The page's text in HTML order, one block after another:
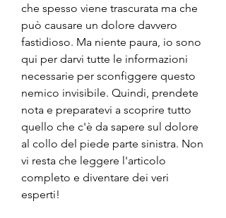
che spesso viene trascurata ma che
può causare un dolore davvero
fastidioso. Ma niente paura, io sono
qui per darvi tutte le informazioni
necessarie per sconfiggere questo
nemico invisibile. Quindi, prendete
nota e preparatevi a scoprire tutto
quello che c'è da sapere sul dolore
al collo del piede parte sinistra. Non
vi resta che leggere l'articolo
completo e diventare dei veri
esperti!